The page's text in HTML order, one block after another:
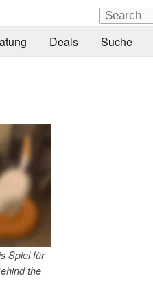
Deals Suche
Spiel für
the